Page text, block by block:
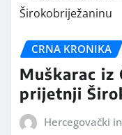
CRNA KRONIKA
Muškarac iz
prijetnji
Hercegovački